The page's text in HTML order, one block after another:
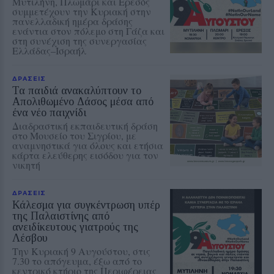
συμμετέχουν την Κυριακή στην
πανελλαδική ημέρα δράσης
ενάντια στον πόλεμο στη Γάζα και
στη συνέχιση της συνεργασίας
Ελλάδας–Ισραήλ
ΔΡΑΣΕΙΣ
Τα παιδιά ανακαλύπτουν το
Απολιθωμένο Δάσος μέσα από
ένα νέο παιχνίδι
Διαδραστική εκπαιδευτική δράση
στο Μουσείο του Σιγρίου, με
αναμνηστικά για όλους και ετήσια
κάρτα ελεύθερης εισόδου για τον
νικητή
ΔΡΑΣΕΙΣ
Κάλεσμα για συγκέντρωση υπέρ
της Παλαιστίνης από
ανειδίκευτους γιατρούς της
Λέσβου
Την Κυριακή 9 Αυγούστου, στις
7.30 το απόγευμα, έξω από το
κεντρικό κτήριο της Περιφέρειας